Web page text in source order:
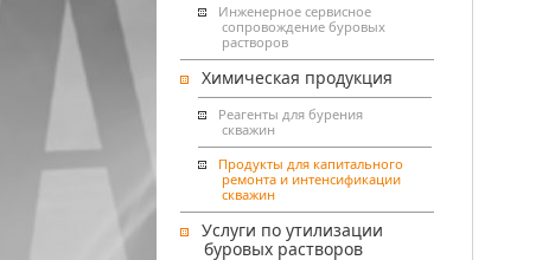
Инженерное сервисное
сопровождение буровых
растворов
Химическая продукция
Реагенты для бурения
скважин
Продукты для капитального
ремонта и интенсификации
скважин
Услуги по утилизации
буровых растворов